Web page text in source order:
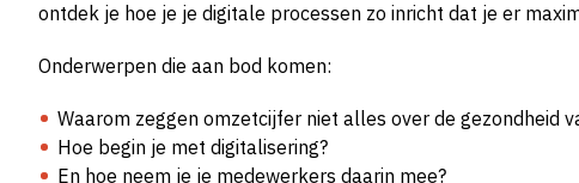
ontdek je hoe je je digitale processen zo inricht dat je er
Onderwerpen die aan bod komen:
Waarom zeggen omzetcijfer niet alles over de gezondheid
Hoe begin je met digitalisering?
En hoe neem je je medewerkers daarin mee?